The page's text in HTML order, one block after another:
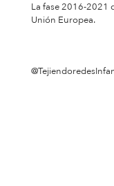
La fase 2016-2021
Unión Europea.